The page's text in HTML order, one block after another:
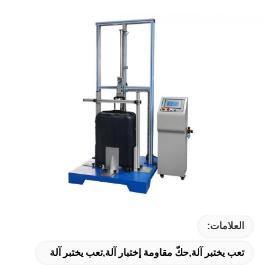
العلامات:
تعب يختبر آلة,حكّ مقاومة إختبار آلة,تعب يختبر آلة